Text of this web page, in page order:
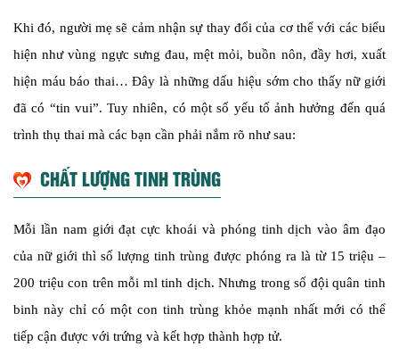
Khi đó, người mẹ sẽ cảm nhận sự thay đổi của cơ thể với các biểu
hiện như vùng ngực sưng đau, mệt mỏi, buồn nôn, đầy hơi, xuất
hiện máu báo thai… Đây là những dấu hiệu sớm cho thấy nữ giới
đã có “tin vui”.Tuy nhiên, có một số yếu tố ảnh hưởng đến quá
trình thụ thai mà các bạn cần phải nắm rõ như sau:
CHẤT LƯỢNG TINH TRÙNG
Mỗi lần nam giới đạt cực khoái và phóng tinh dịch vào âm đạo
của nữ giới thì số lượng tinh trùng được phóng ra là từ 15 triệu –
200 triệu con trên mỗi ml tinh dịch. Nhưng trong số đội quân tinh
binh này chỉ có một con tinh trùng khỏe mạnh nhất mới có thể
tiếp cận được với trứng và kết hợp thành hợp tử.